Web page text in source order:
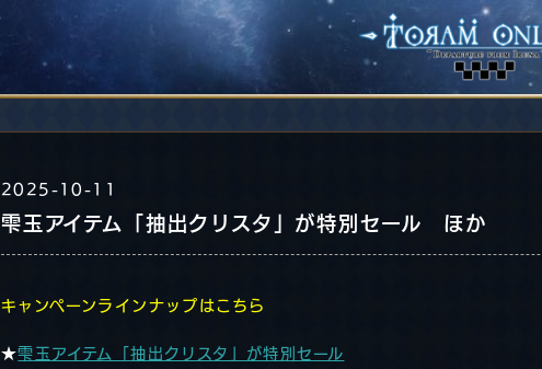
2025-10-11
雫玉アイテム「抽出クリスタ」が特別セール ほか
キャンペーンラインナップはこちら
★雫玉アイテム「抽出クリスタ」が特別セール